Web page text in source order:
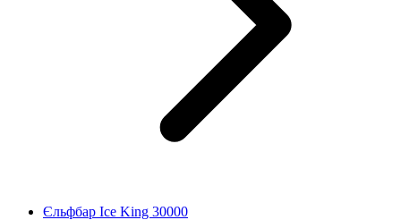
Єльфбар Ice King 30000